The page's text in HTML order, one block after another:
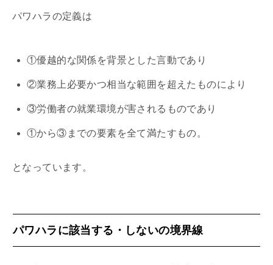
パワハラの定義は
①優越的な関係を背景とした言動であり
②業務上必要かつ相当な範囲を超えたものにより
③労働者の就業環境が害されるものであり
①から③までの要素を全て満たすもの。
となっています。
パワハラに該当する・しないの境界線